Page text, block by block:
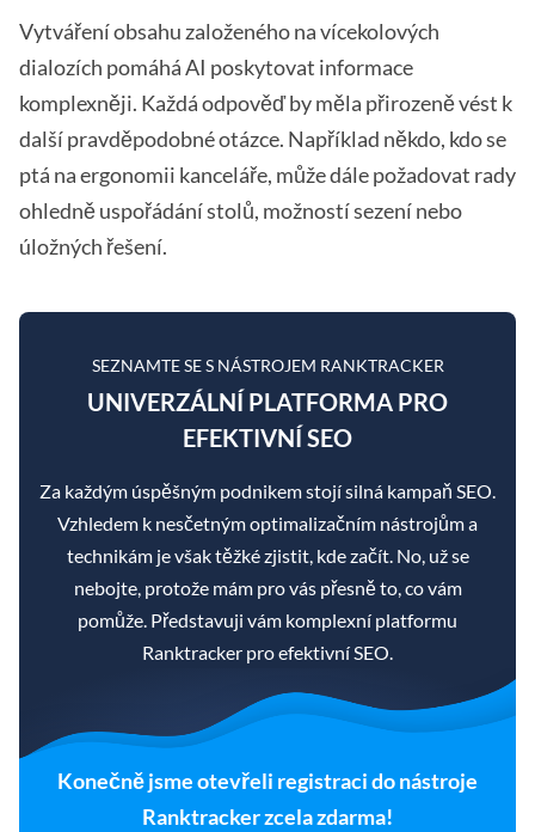
Vytváření obsahu založeného na vícekolových
dialozích pomáhá AI poskytovat informace
komplexněji. Každá odpověď by měla přirozeně vést k
další pravděpodobné otázce. Například někdo, kdo se
ptá na ergonomii kanceláře, může dále požadovat rady
ohledně uspořádání stolů, možností sezení nebo
úložných řešení.
SEZNAMTE SE S NÁSTROJEM RANKTRACKER
UNIVERZÁLNÍ PLATFORMA PRO
EFEKTIVNÍ SEO
Za každým úspěšným podnikem stojí silná kampaň SEO.
Vzhledem k nesčetným optimalizačním nástrojům a
technikám je však těžké zjistit, kde začít. No, už se
nebojte, protože mám pro vás přesně to, co vám
pomůže. Představuji vám komplexní platformu
Ranktracker pro efektivní SEO.
Konečně jsme otevřeli registraci do nástroje
Ranktracker zcela zdarma!